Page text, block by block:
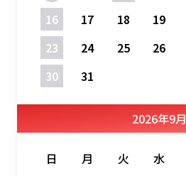
16
17 18 19
23
24 25 26
30
31
2026年9月
日 月 火 水